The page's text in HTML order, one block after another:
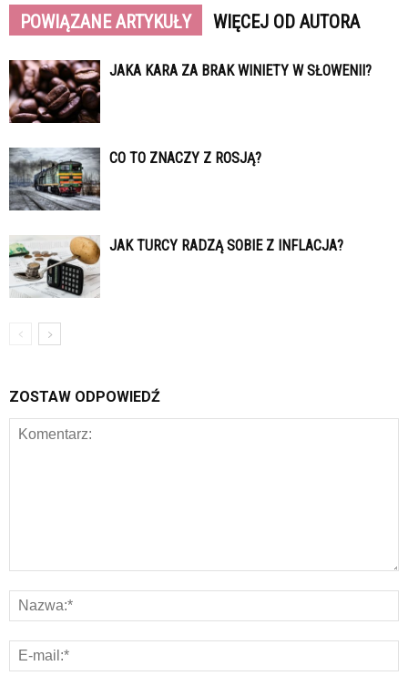
POWIĄZANE ARTYKUŁY WIĘCEJ OD AUTORA
JAKA KARA ZA BRAK WINIETY W SŁOWENII?
CO TO ZNACZY Z ROSJĄ?
JAK TURCY RADZĄ SOBIE Z INFLACJA?
ZOSTAW ODPOWIEDŹ